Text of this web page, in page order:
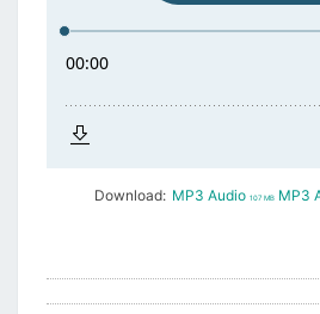
Download: MP3 Audio 107 MB MP3